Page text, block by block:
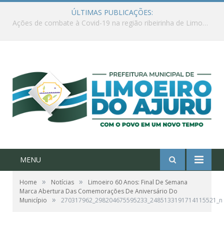
ÚLTIMAS PUBLICAÇÕES:
Ações de combate à Covid-19 na região ribeirinha de Limoeiro do Ajuru continuam
MENU
Home » Notícias »
Limoeiro 60 Anos: Final De Semana
Marca Abertura Das Comemorações De Aniversário Do
Município
» 270317962_298204675595233_2485133191714115521_n